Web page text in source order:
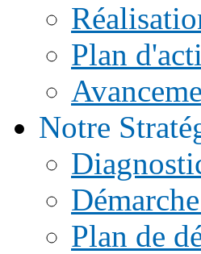
Plan
Notre
Plan de